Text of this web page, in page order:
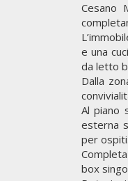
Cesano
e una
da letto
Dalla
Al piano
esterna
per ospiti.
box